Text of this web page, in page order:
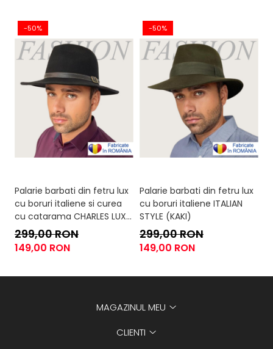
-50%
Palarie barbati din fetru lux
cu boruri italiene si curea
cu catarama CHARLES LUX
(NEAGRU)
299,00 RON
149,00 RON
-50%
Palarie barbati din fetru lux
cu boruri italiene ITALIAN
STYLE (KAKI)
299,00 RON
149,00 RON
MAGAZINUL MEU
CLIENTI